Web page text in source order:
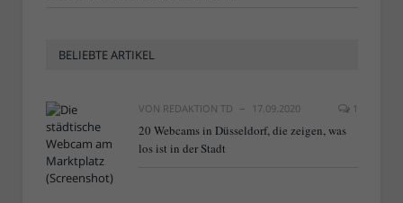
BELIEBTE ARTIKEL
VON REDAKTION TD 17.09.2020 1
20 Webcams in Düsseldorf, die zeigen, was
los ist in der Stadt